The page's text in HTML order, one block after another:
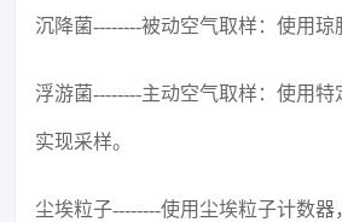
沉降菌--------被动空气取样：使用
浮游菌--------主动空气取样：使用
实现采样。
尘埃粒子--------使用尘埃粒子计数